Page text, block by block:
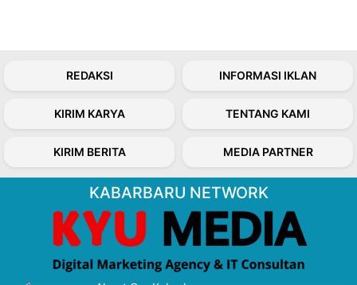
REDAKSI INFORMASI IKLAN
KIRIM KARYA TENTANG KAMI
KIRIM BERITA MEDIA PARTNER
KABARBARU NETWORK